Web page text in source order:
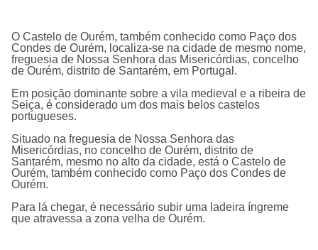
O Castelo de Ourém, também conhecido como Paço dos
Condes de Ourém, localiza-se na cidade de mesmo nome,
freguesia de Nossa Senhora das Misericórdias, concelho
de Ourém, distrito de Santarém, em Portugal.
Em posição dominante sobre a vila medieval e a ribeira de
Seiça, é considerado um dos mais belos castelos
portugueses.
Situado na freguesia de Nossa Senhora das
Misericórdias, no concelho de Ourém, distrito de
Santarém, mesmo no alto da cidade, está o Castelo de
Ourém, também conhecido como Paço dos Condes de
Ourém.
Para lá chegar, é necessário subir uma ladeira íngreme
que atravessa a zona velha de Ourém.